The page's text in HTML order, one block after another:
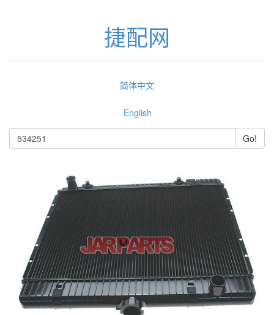
捷配网
简体中文
English